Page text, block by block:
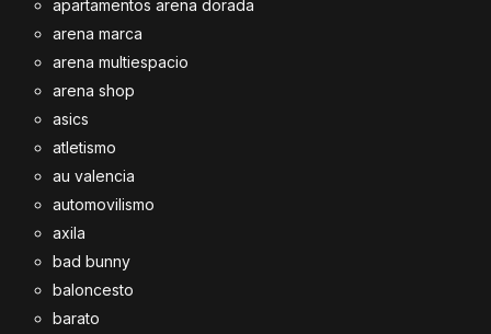
apartamentos arena dorada
arena marca
arena multiespacio
arena shop
asics
atletismo
au valencia
automovilismo
axila
bad bunny
baloncesto
barato